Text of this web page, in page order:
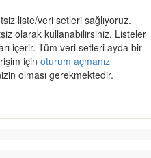
liste/veri setleri sağlıyoruz.
olarak kullanabilirsiniz. Listeler
içerir. Tüm veri setleri ayda bir
için oturum açmanız
olması gerekmektedir.